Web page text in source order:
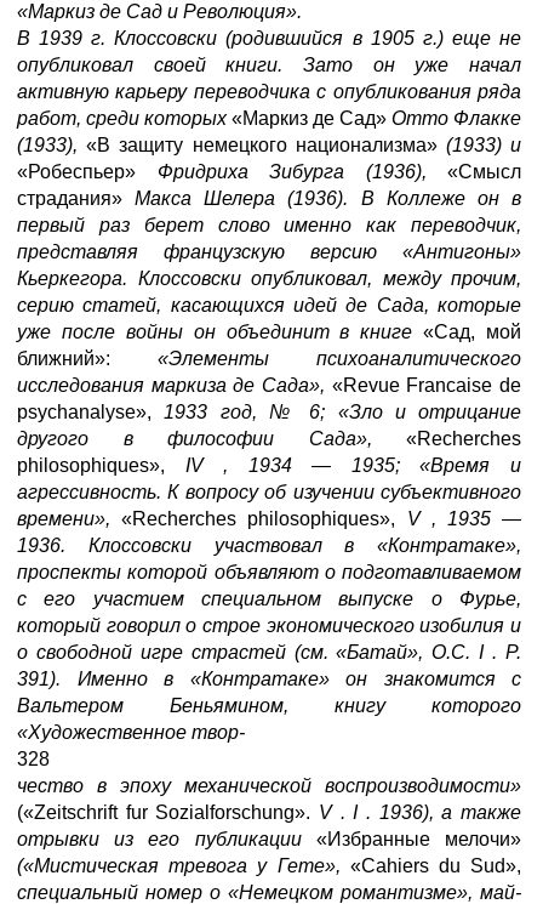
«Маркиз де Сад и Революция».
В 1939 г. Клоссовски (родившийся в 1905 г.) еще не
опубликовал своей книги. Зато он уже начал
активную карьеру переводчика с опубликования ряда
работ, среди которых«Маркиз де Сад» Отто Флакке
(1933),«В защиту немецкого национализма» (1933) и
«Робеспьер» Фридриха Зибурга (1936), «Смысл
страдания»Макса Шелера (1936). В Коллеже он в
первый раз берет слово именно как переводчик,
представляя французскую версию «Антигоны»
Кьеркегора. Клоссовски опубликовал, между прочим,
серию статей, касающихся идей де Сада, которые
уже после войны он объединит в книге«Сад, мой
ближний»: «Элементы психоаналитического
исследования маркиза де Сада», «Revue Francaise de
psychanalyse», 1933 год, № 6; «Зло и отрицание
другого в философии Сада», «Recherches
philosophiques», IV , 1934— 1935; «Время и
агрессивность. К вопросу об изучении субъективного
времени»,«Recherches philosophiques», V , 1935—
1936. Клоссовски участвовал в «Контратаке»,
проспекты которой объявляют о подготавливаемом
с его участием специальном выпуске о Фурье,
который говорил о строе экономического изобилия и
о свободной игре страстей (см. «Батай», О.С.I . Р.
391). Именно в «Контратаке» он знакомится с
Вальтером Беньямином, книгу которого
«Художественное твор-
328
чество в эпоху механической воспроизводимости»
(«Zeitschrift fur Sozialforschung». V .I . 1936), а также
отрывки из его публикации «Избранные мелочи»
(«Мистическая тревога у Гете», «Cahiers du Sud»,
специальный номер о «Немецком романтизме», май-